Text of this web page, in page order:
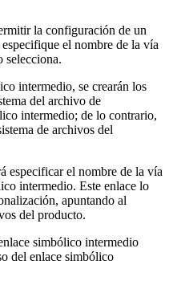
la configuración de un
el nombre de la vía
selecciona.
intermedio, se crearán los
del archivo de
intermedio; de lo contrario,
de archivos del
especificar el nombre de la vía
intermedio. Este enlace lo
apuntando al
del producto.
simbólico intermedio
del enlace simbólico